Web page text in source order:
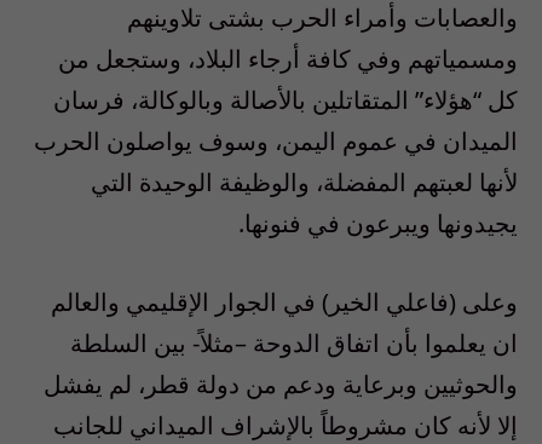
والعصابات وأمراء الحرب بشتى تلاوينهم
ومسمياتهم وفي كافة أرجاء البلاد، وستجعل من
كل “هؤلاء” المتقاتلين بالأصالة وبالوكالة، فرسان
الميدان في عموم اليمن، وسوف يواصلون الحرب
لأنها لعبتهم المفضلة، والوظيفة الوحيدة التي
يجيدونها ويبرعون في فنونها.
وعلى (فاعلي الخير) في الجوار الإقليمي والعالم
ان يعلموا بأن اتفاق الدوحة –مثلاً- بين السلطة
والحوثيين وبرعاية ودعم من دولة قطر، لم يفشل
إلا لأنه كان مشروطاً بالإشراف الميداني للجانب